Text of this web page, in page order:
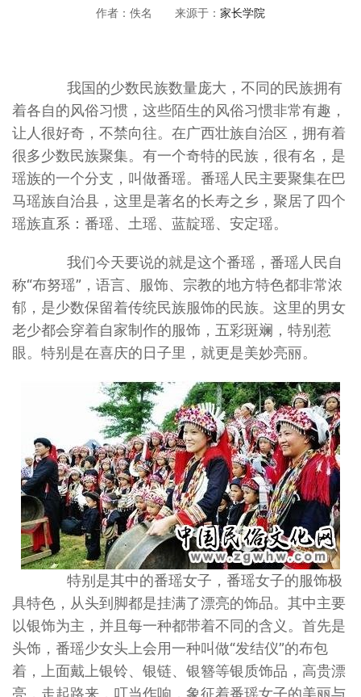
作者：佚名 来源于： 家长学院
我国的少数民族数量庞大，不同的民族拥有
着各自的风俗习惯，这些陌生的风俗习惯非常有趣，
让人很好奇，不禁向往。在广西壮族自治区，拥有着
很多少数民族聚集。有一个奇特的民族，很有名，是
瑶族的一个分支，叫做番瑶。番瑶人民主要聚集在巴
马瑶族自治县，这里是著名的长寿之乡，聚居了四个
瑶族直系：番瑶、土瑶、蓝靛瑶、安定瑶。
我们今天要说的就是这个番瑶，番瑶人民自
称“布努瑶”，语言、服饰、宗教的地方特色都非常浓
郁，是少数保留着传统民族服饰的民族。这里的男女
老少都会穿着自家制作的服饰，五彩斑斓，特别惹
眼。特别是在喜庆的日子里，就更是美妙亮丽。
特别是其中的番瑶女子，番瑶女子的服饰极
具特色，从头到脚都是挂满了漂亮的饰品。其中主要
以银饰为主，并且每一种都带着不同的含义。首先是
头饰，番瑶少女头上会用一种叫做“发结仪”的布包
着，上面戴上银铃、银链、银簪等银质饰品，高贵漂
亮，走起路来，叮当作响，象征着番瑶女子的美丽与